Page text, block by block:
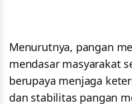
Menurutnya, pangan
mendasar masyarakat
berupaya menjaga
dan stabilitas pangan